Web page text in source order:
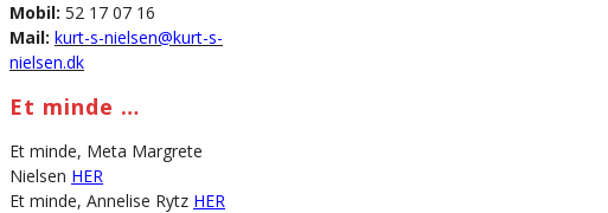
Mobil: 52 17 07 16
Mail: kurt-s-nielsen@kurt-s-
nielsen.dk
Et minde …
Et minde, Meta Margrete
Nielsen HER
Et minde, Annelise Rytz HER